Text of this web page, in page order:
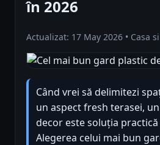
în 2026
Actualizat: 17 May 2026 • Casa
Când vrei să delimitezi
un aspect fresh terasei,
decor este soluția practică
Alegerea celui mai bun